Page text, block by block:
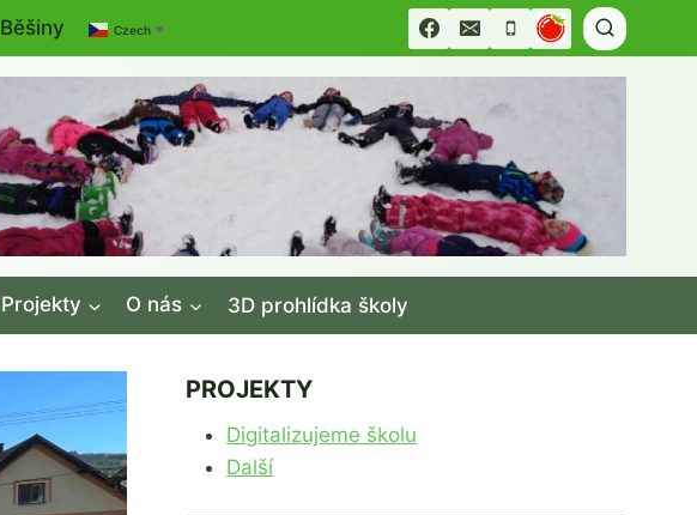
Běšiny Czech ▼
Projekty O nás 3D prohlídka školy
PROJEKTY
Digitalizujeme školu
Další